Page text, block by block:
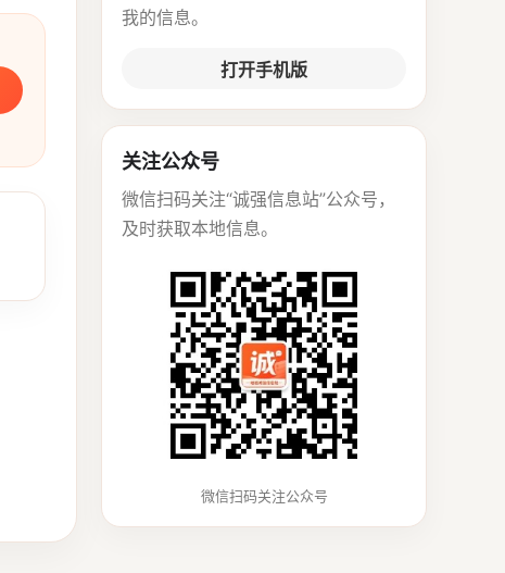
我的信息。
打开手机版
关注公众号
微信扫码关注“诚强信息站”公众号，
及时获取本地信息。
微信扫码关注公众号